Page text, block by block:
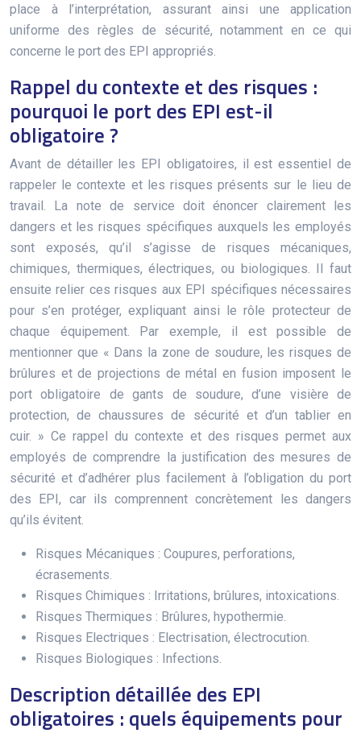
place à l’interprétation, assurant ainsi une application
uniforme des règles de sécurité, notamment en ce qui
concerne le port des EPI appropriés.
Rappel du contexte et des risques :
pourquoi le port des EPI est-il
obligatoire ?
Avant de détailler les EPI obligatoires, il est essentiel de
rappeler le contexte et les risques présents sur le lieu de
travail. La note de service doit énoncer clairement les
dangers et les risques spécifiques auxquels les employés
sont exposés, qu’il s’agisse de risques mécaniques,
chimiques, thermiques, électriques, ou biologiques. Il faut
ensuite relier ces risques aux EPI spécifiques nécessaires
pour s’en protéger, expliquant ainsi le rôle protecteur de
chaque équipement. Par exemple, il est possible de
mentionner que « Dans la zone de soudure, les risques de
brûlures et de projections de métal en fusion imposent le
port obligatoire de gants de soudure, d’une visière de
protection, de chaussures de sécurité et d’un tablier en
cuir. » Ce rappel du contexte et des risques permet aux
employés de comprendre la justification des mesures de
sécurité et d’adhérer plus facilement à l’obligation du port
des EPI, car ils comprennent concrètement les dangers
qu’ils évitent.
Risques Mécaniques : Coupures, perforations,
écrasements.
Risques Chimiques : Irritations, brûlures, intoxications.
Risques Thermiques : Brûlures, hypothermie.
Risques Electriques : Electrisation, électrocution.
Risques Biologiques : Infections.
Description détaillée des EPI
obligatoires : quels équipements pour